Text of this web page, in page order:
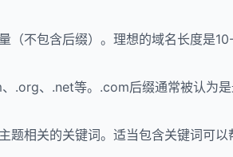
（不包含后缀）。理想的域名长度是
.org、.net等。.com后缀通常被认为
题相关的关键词。适当包含关键词可